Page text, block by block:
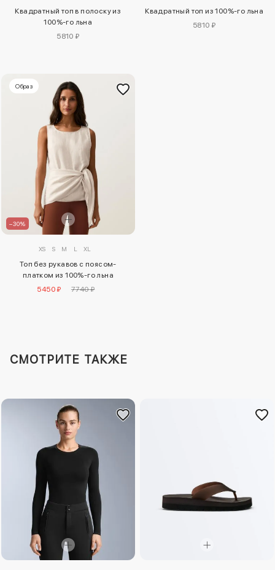
Квадратный топ в полоску из
100%-го льна
5810 ₽
Квадратный топ из 100%-го льна
5810 ₽
–30%
Образ
XS S M L XL
Топ без рукавов с поясом-
платком из 100%-го льна
5450 ₽
7740 ₽
СМОТРИТЕ ТАКЖЕ